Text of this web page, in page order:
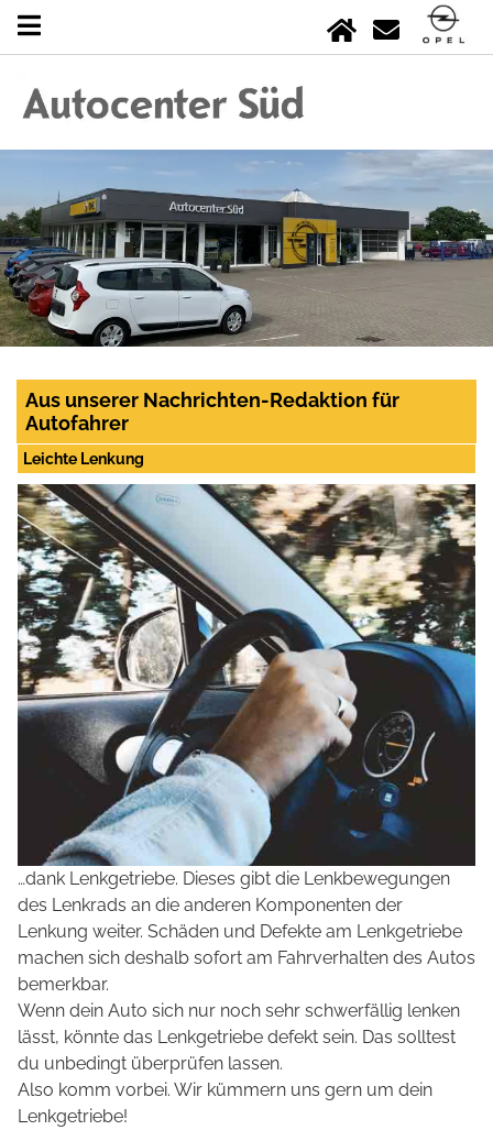
Aus unserer Nachrichten-Redaktion für
Autofahrer
Leichte Lenkung
…dank Lenkgetriebe. Dieses gibt die Lenkbewegungen
des Lenkrads an die anderen Komponenten der
Lenkung weiter. Schäden und Defekte am Lenkgetriebe
machen sich deshalb sofort am Fahrverhalten des Autos
bemerkbar.
Wenn dein Auto sich nur noch sehr schwerfällig lenken
lässt, könnte das Lenkgetriebe defekt sein. Das solltest
du unbedingt überprüfen lassen.
Also komm vorbei. Wir kümmern uns gern um dein
Lenkgetriebe!